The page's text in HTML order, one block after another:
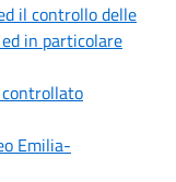
il controllo delle
in particolare
Emilia-